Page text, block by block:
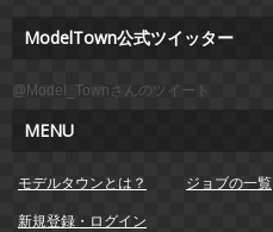
ModelTown公式ツイッター
@Model_Townさんのツイート
MENU
モデルタウンとは？ ジョブの一覧
新規登録・ログイン